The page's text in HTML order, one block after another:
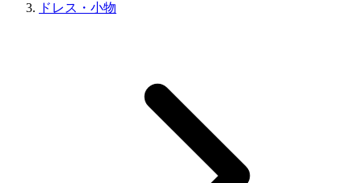
ドレス・小物